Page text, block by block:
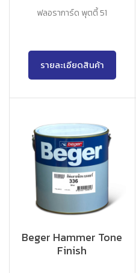
ฟลอราการ์ด พุตตี้ 51
รายละเอียดสินค้า
Beger Hammer Tone
Finish